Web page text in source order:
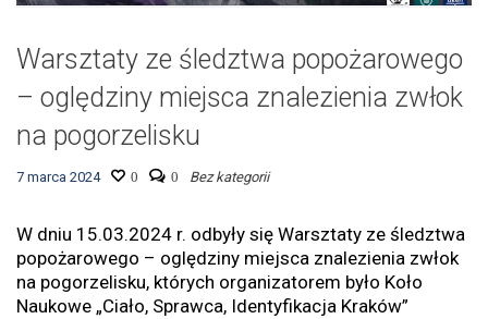
Warsztaty ze śledztwa popożarowego
– oględziny miejsca znalezienia zwłok
na pogorzelisku
7 marca 2024 0 0 Bez kategorii
W dniu 15.03.2024 r. odbyły się Warsztaty ze śledztwa
popożarowego – oględziny miejsca znalezienia zwłok
na pogorzelisku, których organizatorem było Koło
Naukowe „Ciało, Sprawca, Identyfikacja Kraków”